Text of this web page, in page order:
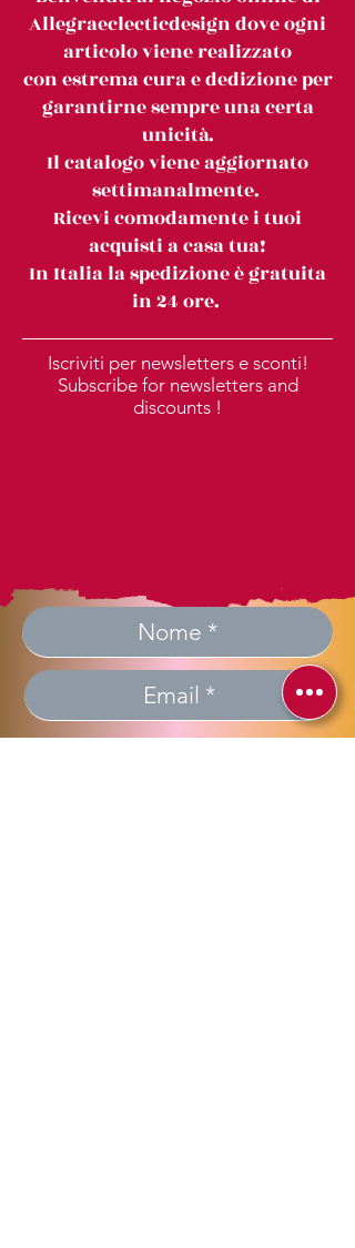
Allegraeclecticdesign dove ogni
articolo viene realizzato
con estrema cura e dedizione per
garantirne sempre una certa
unicità.
Il catalogo viene aggiornato
settimanalmente.
Ricevi comodamente i tuoi
acquisti a casa tua!
In Italia la spedizione è gratuita
in 24 ore.
Iscriviti per newsletters e sconti!
Subscribe for newsletters and
discounts !